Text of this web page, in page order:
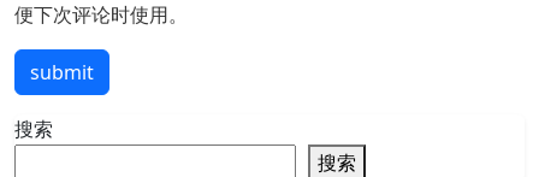
便下次评论时使用。
submit
搜索
搜索